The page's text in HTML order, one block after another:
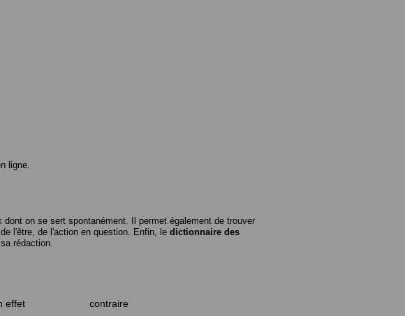
ligne.
on se sert spontanément. Il permet également de trouver
l'être, de l'action en question. Enfin, le dictionnaire des
rédaction.
effet contraire